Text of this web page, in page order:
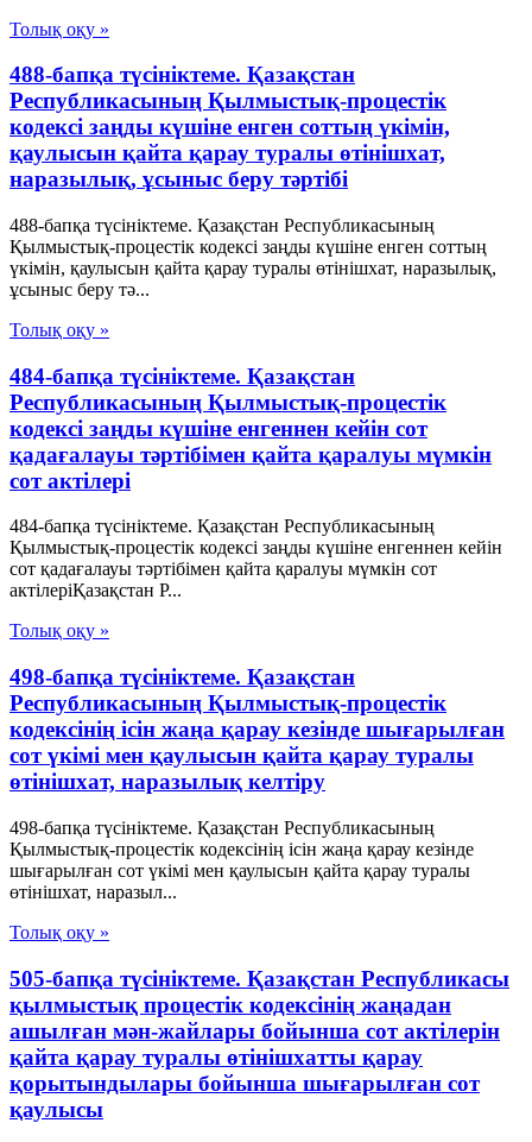
Толық оқу »
488-бапқа түсініктеме. Қазақстан
Республикасының Қылмыстық-процестік
кодексі заңды күшіне енген соттың үкімін,
қаулысын қайта қарау туралы өтінішхат,
наразылық, ұсыныс беру тәртібі
488-бапқа түсініктеме. Қазақстан Республикасының
Қылмыстық-процестік кодексі заңды күшіне енген соттың
үкімін, қаулысын қайта қарау туралы өтінішхат, наразылық,
ұсыныс беру тә...
Толық оқу »
484-бапқа түсініктеме. Қазақстан
Республикасының Қылмыстық-процестік
кодексі заңды күшіне енгеннен кейін сот
қадағалауы тәртібімен қайта қаралуы мүмкін
сот актілері
484-бапқа түсініктеме. Қазақстан Республикасының
Қылмыстық-процестік кодексі заңды күшіне енгеннен кейін
сот қадағалауы тәртібімен қайта қаралуы мүмкін сот
актілеріҚазақстан Р...
Толық оқу »
498-бапқа түсініктеме. Қазақстан
Республикасының Қылмыстық-процестік
кодексінің ісін жаңа қарау кезінде шығарылған
сот үкімі мен қаулысын қайта қарау туралы
өтінішхат, наразылық келтіру
498-бапқа түсініктеме. Қазақстан Республикасының
Қылмыстық-процестік кодексінің ісін жаңа қарау кезінде
шығарылған сот үкімі мен қаулысын қайта қарау туралы
өтінішхат, наразыл...
Толық оқу »
505-бапқа түсініктеме. Қазақстан Республикасы
қылмыстық процестік кодексінің жаңадан
ашылған мән-жайлары бойынша сот актілерін
қайта қарау туралы өтінішхатты қарау
қорытындылары бойынша шығарылған сот
қаулысы